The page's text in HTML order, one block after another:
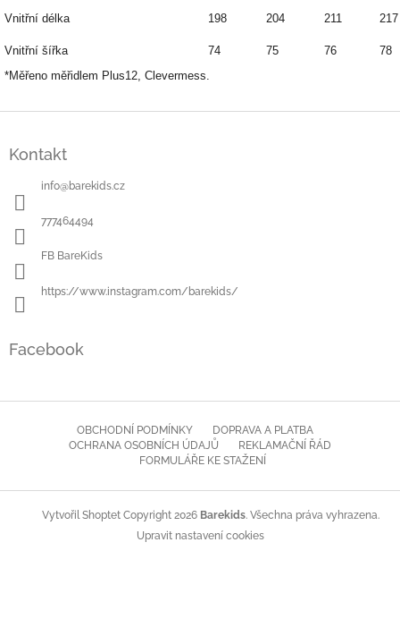
Vnitřní délka 198 204 211 217
Vnitřní šířka 74 75 76
78
*Měřeno měřidlem Plus12, Clevermess.
Kontakt
info@barekids.cz
777464494
FB BareKids
https://www.instagram.com/barekids/
Facebook
OBCHODNÍ PODMÍNKY
DOPRAVA A PLATBA
OCHRANA OSOBNÍCH ÚDAJŮ
REKLAMAČNÍ ŘÁD
FORMULÁŘE KE STAŽENÍ
Vytvořil Shoptet Copyright 2026 Barekids. Všechna práva vyhrazena.
Upravit nastavení cookies